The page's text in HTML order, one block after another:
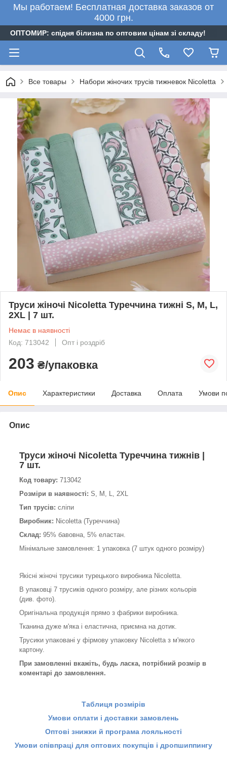
Мы работаем! Бесплатная доставка заказов от
4000 грн.
ОПТОМИР: спідня білизна по оптовим цінам зі складу!
Все товары Набори жіночих трусів тижневок Nicoletta
Труси жіночі Nicoletta Туреччина тижні S, M, L,
2XL | 7 шт.
Немає в наявності
Код: 713042
Опт і роздріб
203 ₴/упаковка
Опис Характеристики Доставка Оплата Умови
Опис
Труси жіночі Nicoletta Туреччина тижнів |
7 шт.
Код товару: 713042
Розміри в наявності: S, M, L, 2XL
Тип трусів: сліпи
Виробник: Nicoletta (Туреччина)
Склад: 95% бавовна, 5% еластан.
Мінімальне замовлення: 1 упаковка (7 штук одного розміру)
Якісні жіночі трусики турецького виробника Nicoletta.
В упаковці 7 трусиків одного розміру, але різних кольорів
(див. фото).
Оригінальна продукція прямо з фабрики виробника.
Тканина дуже м'яка і еластична, приємна на дотик.
Трусики упаковані у фірмову упаковку Nicoletta з м'якого
картону.
При замовленні вкажіть, будь ласка, потрібний розмір в
коментарі до замовлення.
Таблиця розмірів
Умови оплати і доставки замовлень
Оптові знижки й програма лояльності
Умови співпраці для оптових покупців і дропшиппингу